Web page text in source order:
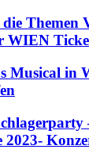
Themen
WIEN
Musical in
2023-